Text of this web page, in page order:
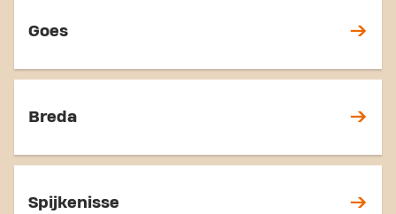
Goes
Breda
Spijkenisse